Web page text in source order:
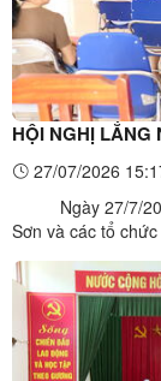
HỘI NGHỊ LẮNG
NHÂN DÂN
27/07/2026
Ngày 27/7/
Sơn và các tổ
cảnh hội nghị
cởi mở và thẳng